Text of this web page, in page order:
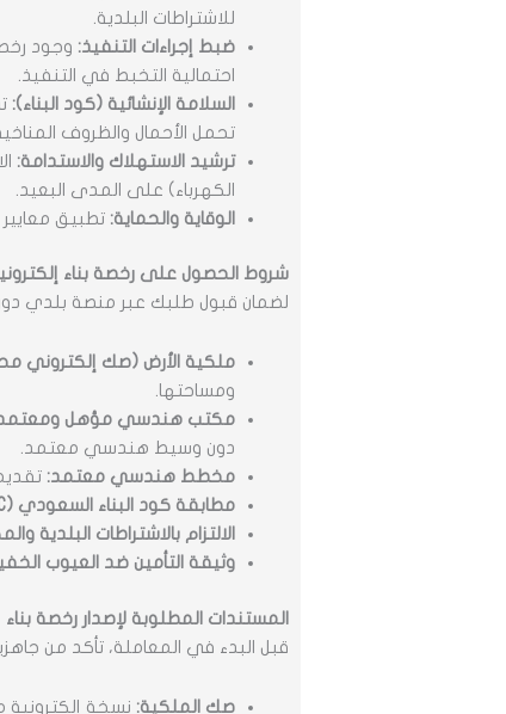
للاشتراطات البلدية.
ضبط إجراءات التنفيذ: وجود
احتمالية التخبط في التنفيذ.
السلامة الإنشائية (كود البناء):
تحمل الأحمال والظروف
ترشيد الاستهلاك والاستدامة:
الكهرباء) على المدى البعيد.
الوقاية والحماية: تطبيق معايير
شروط الحصول على رخصة بناء
لضمان قبول طلبك عبر منصة بلدي دون
ملكية الأرض (صك إلكتروني
ومساحتها.
مكتب هندسي مؤهل
دون وسيط هندسي معتمد.
مخطط هندسي معتمد:
مطابقة كود البناء السعودي (SBC):
الالتزام بالاشتراطات البلدية
وثيقة التأمين ضد العيوب
المستندات المطلوبة لإصدار رخصة بناء
قبل البدء في المعاملة، تأكد من جاهزية
صك الملكية: نسخة إلكترونية